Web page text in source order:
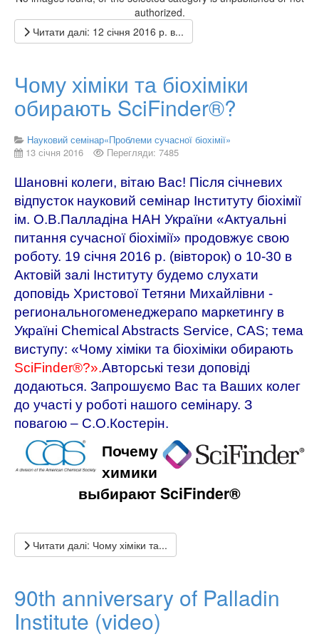
authorized.
Читати далі: 12 січня 2016 р. в...
Чому хіміки та біохіміки
обирають SciFinder®?
Науковий семінар«Проблеми сучасної біохімії»
13 січня 2016
Перегляди: 7485
Шановні колеги, вітаю Вас! Після січневих
відпусток науковий семінар Інституту біохімії
ім. О.В.Палладіна НАН України «Актуальні
питання сучасної біохімії» продовжує свою
роботу. 19 січня 2016 р. (вівторок) о 10-30 в
Актовій залі Інституту будемо слухати
доповідь Христової Тетяни Михайлівни -
региональногоменеджерапо маркетингу в
Україні Chemical Abstracts Service, CAS; тема
виступу: «Чому хіміки та біохіміки обирають
SciFinder®?».Авторські тези доповіді
додаються. Запрошуємо Вас та Ваших колег
до участі у роботі нашого семінару. З
повагою – С.О.Костерін.
Почему
химики
выбирают SciFinder®
Читати далі: Чому хіміки та...
90th anniversary of Palladin
Institute (video)